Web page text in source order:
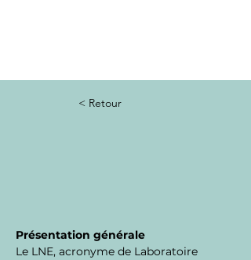
< Retour
Présentation générale
Le LNE, acronyme de Laboratoire